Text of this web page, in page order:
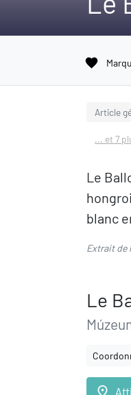
favorite
Article
... et 7
Le
blanc
Extrait de
Le
place